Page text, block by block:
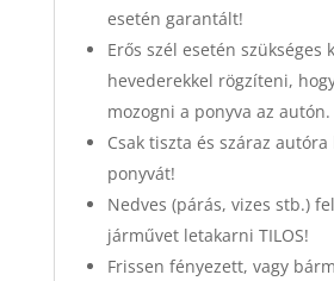
esetén garantált!
Erős szél esetén szükséges
hevederekkel rögzíteni,
mozogni a ponyva az autón.
Csak tiszta és száraz
ponyvát!
Nedves (párás, vizes stb.)
járművet letakarni TILOS!
Frissen fényezett, vagy